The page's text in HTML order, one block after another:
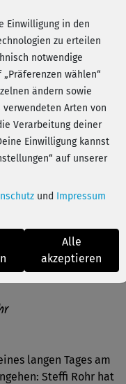
langen Tages am
Steffi Rohr hat
Einwilligung in den
zu erteilen
notwendige
wählen“
ändern sowie
Arten von
Verarbeitung deiner
Einwilligung kannst
auf unserer
und Impressum
Alle
akzeptieren